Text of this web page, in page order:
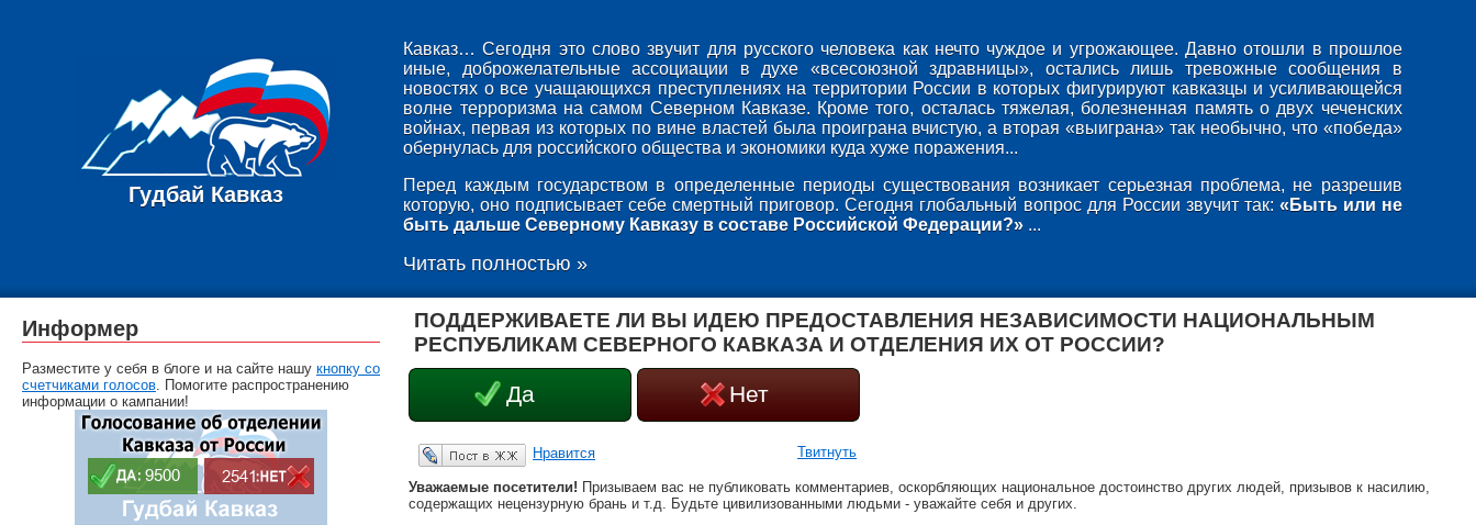
Гудбай Кавказ
Кавказ… Сегодня это слово звучит для русского человека как нечто чуждое и угрожающее. Давно отошли в прошлое
иные, доброжелательные ассоциации в духе «всесоюзной здравницы», остались лишь тревожные сообщения в
новостях о все учащающихся преступлениях на территории России в которых фигурируют кавказцы и усиливающейся
волне терроризма на самом Северном Кавказе. Кроме того, осталась тяжелая, болезненная память о двух чеченских
войнах, первая из которых по вине властей была проиграна вчистую, а вторая «выиграна» так необычно, что «победа»
обернулась для российского общества и экономики куда хуже поражения...
Перед каждым государством в определенные периоды существования возникает серьезная проблема, не разрешив
которую, оно подписывает себе смертный приговор. Сегодня глобальный вопрос для России звучит так: «Быть или не
быть дальше Северному Кавказу в составе Российской Федерации?» ...
Читать полностью »
ПОДДЕРЖИВАЕТЕ ЛИ ВЫ ИДЕЮ ПРЕДОСТАВЛЕНИЯ НЕЗАВИСИМОСТИ НАЦИОНАЛЬНЫМ
РЕСПУБЛИКАМ СЕВЕРНОГО КАВКАЗА И ОТДЕЛЕНИЯ ИХ ОТ РОССИИ?
Да Нет
Опубликовать в ЖЖ Нравится Твитнуть
Уважаемые посетители! Призываем вас не публиковать комментариев, оскорбляющих национальное достоинство других людей, призывов к насилию,
содержащих нецензурную брань и т.д. Будьте цивилизованными людьми - уважайте себя и других.
Информер
Разместите у себя в блоге и на сайте нашу кнопку со
счетчиками голосов. Помогите распространению
информации о кампании!